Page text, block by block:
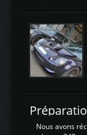
légere
Nous avons